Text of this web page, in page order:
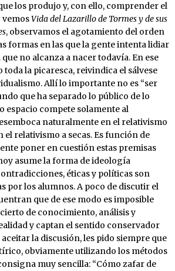
los produjo y, con ello, comprender el
vemosVida del Lazarillo de Tormes y de sus
, observamos el agotamiento del orden
formas en las que la gente intenta lidiar
no alcanza a nacer todavía. En ese
toda la picaresca, reivindica el sálvese
Allí lo importante no es “ser
que ha separado lo público de lo
espacio compete solamente al
naturalmente en el relativismo
el relativismo a secas. Es función de
poner en cuestión estas premisas
asume la forma de ideología
éticas y políticas son
por los alumnos. A poco de discutir el
que de ese modo es imposible
de conocimiento, análisis y
y captan el sentido conservador
la discusión, les pido siempre que
obviamente utilizando los métodos
muy sencilla: “Cómo zafar de